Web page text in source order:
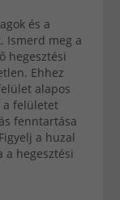
és a
Ismerd meg a
hegesztési
Ehhez
alapos
a felületet
fenntartása
a huzal
a hegesztési